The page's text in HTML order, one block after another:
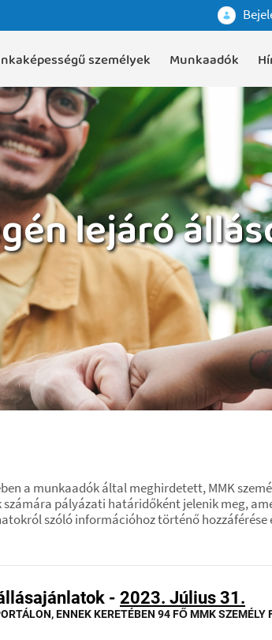
személyek Munkaadók
lejáró
a munkaadók által meghirdetett, MMK
számára pályázati határidőként jelenik meg,
szóló információhoz történő